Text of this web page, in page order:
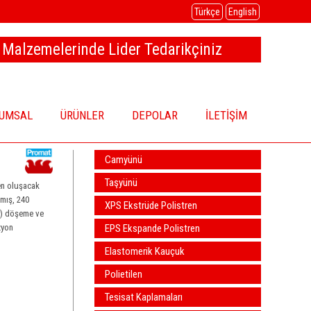
Türkçe English
Malzemelerinde Lider Tedarikçiniz
ÜRÜNLER DEPOLAR İLETİŞİM
Camyünü
Camyünü Levha
Camyünü Şilte
Camyünü Boru
Camyünü İğnelenmiş
Taşyünü
Taşyünü Levha
Taşyünü Şilte
Taşyünü Boru
Taşyünü Gemi
Taşyünü Dökme
XPS Ekstrüde Polistren
XPS Ekstrüde Polistren
EPS Ekspande Polistren
EPS Ekspande Polistren
Elastomerik Kauçuk
Optiflex
İzocamflex
Polietilen
Polietilen
Tesisat Kaplamaları
oluşacak
240
döşeme ve